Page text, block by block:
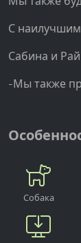
С
Сабина и
-Мы также
Собака